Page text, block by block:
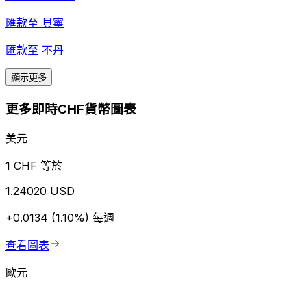
匯款至 貝寧
匯款至 不丹
顯示更多
更多即時CHF貨幣圖表
美元
1 CHF 等於
1.24020 USD
+0.0134 (1.10%) 每週
查看圖表
歐元